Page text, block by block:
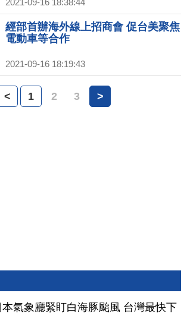
2021-09-16 18:38:44
經部首辦海外線上招商會 促台美聚焦
電動車等合作
2021-09-16 18:19:43
< 1 2 3 >
本氣象廳緊盯白海豚颱風 台灣最快下